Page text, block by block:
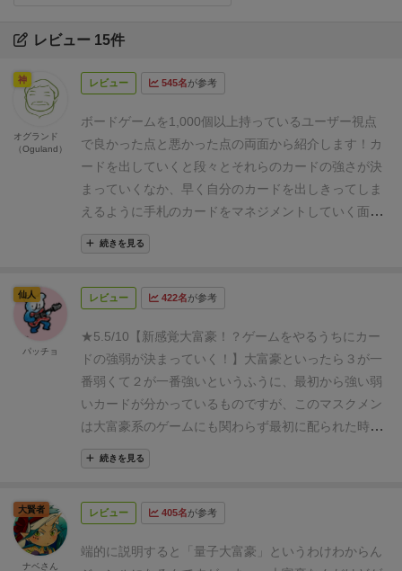
レビュー 15件
レビュー 545名が参考
ボードゲームを1,000個以上持っているユーザー視点
で良かった点と悪かった点の両面から紹介します！ カ
ードを出していくと段々とそれらのカードの強さが決
まっていくなか、早く自分のカードを出しきってしま
えるように手札のカードをマネジメントしていく面白
いカードゲームです！
かりだったときの切なさといったらありません（笑）
かなか他には類が無いルールですが、少し慣れれば初
ン目が終わるくらいまでは様子が掴めないところが難
点です ・・・ 好き度（Like） ▶3pt.≪★★★≫
おす
すめ度（Recommended）
▶3pt.≪★★★≫子ども
と度（With kids）
▶1pt.≪★≫ 簡単なゲームの流れ
とルール解説はこちらをご覧ください！
続きを見る
神
オグランド
（Oguland）
レビュー 422名が参考
★5.5/10【新感覚大富豪！？ゲームをやるうちにカー
ドの強弱が決まっていく！】 大富豪といったら３が一
番弱くて２が一番強いというふうに、最初から強い弱
いカードが分かっているものですが、
このマスクメン
は大富豪系のゲームにも関わらず最初に配られた時点
ではどのカードが強いか決まっていないのです！
いうこと！？と思った方は実際にルールを調べてみて
で、よくわからないかと思いますが一回やってみると
ートワーク ★★★★★ オインクゲーム最
続きを見る
仙人
パッチョ
レビュー 405名が参考
端的に説明すると 「量子大富豪」
というわけわからん
大賢者
ナベさん